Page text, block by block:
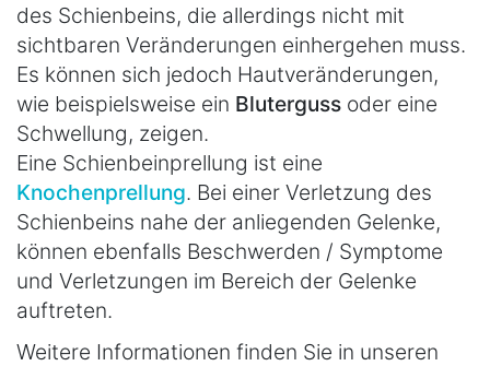
des Schienbeins, die allerdings nicht mit
sichtbaren Veränderungen einhergehen muss.
Es können sich jedoch Hautveränderungen,
wie beispielsweise ein Bluterguss oder eine
Schwellung, zeigen.
Eine Schienbeinprellung ist eine
Knochenprellung. Bei einer Verletzung des
Schienbeins nahe der anliegenden Gelenke,
können ebenfalls Beschwerden / Symptome
und Verletzungen im Bereich der Gelenke
auftreten.
Weitere Informationen finden Sie in unseren